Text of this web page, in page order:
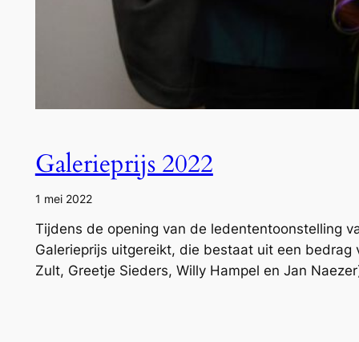
Galerieprijs 2022
1 mei 2022
Tijdens de opening van de ledententoonstelling
Galerieprijs uitgereikt, die bestaat uit een
Zult, Greetje Sieders, Willy Hampel en Jan